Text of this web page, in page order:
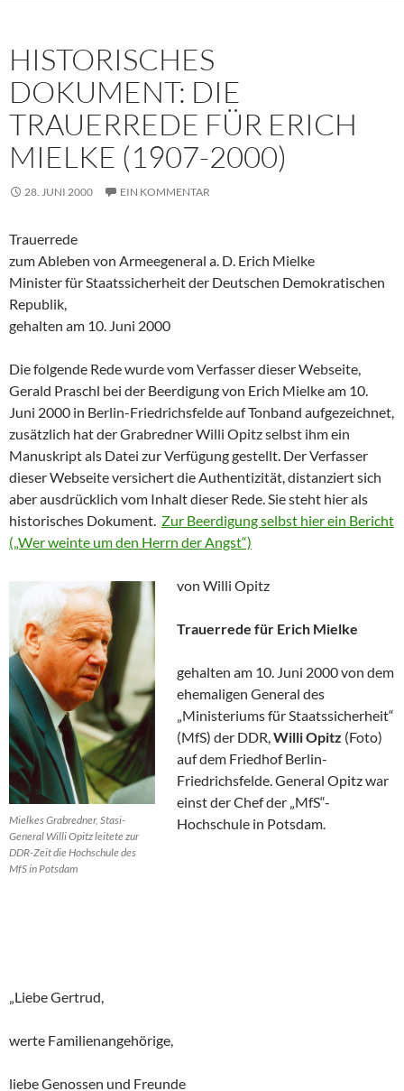
HISTORISCHES
DOKUMENT: DIE
TRAUERREDE FÜR ERICH
MIELKE (1907-2000)
28. JUNI 2000 EIN KOMMENTAR
Trauerrede
zum Ableben von Armeegeneral a. D. Erich Mielke
Minister für Staatssicherheit der Deutschen Demokratischen
Republik,
gehalten am 10. Juni 2000
Die folgende Rede wurde vom Verfasser dieser Webseite,
Gerald Praschl bei der Beerdigung von Erich Mielke am 10.
Juni 2000 in Berlin-Friedrichsfelde auf Tonband aufgezeichnet,
zusätzlich hat der Grabredner Willi Opitz selbst ihm ein
Manuskript als Datei zur Verfügung gestellt. Der Verfasser
dieser Webseite versichert die Authentizität, distanziert sich
aber ausdrücklich vom Inhalt dieser Rede. Sie steht hier als
historisches Dokument. Zur Beerdigung selbst hier ein Bericht
(„Wer weinte um den Herrn der Angst“)
Mielkes Grabredner, Stasi-
General Willi Opitz leitete zur
DDR-Zeit die Hochschule des
MfS in Potsdam
von Willi Opitz
Trauerrede für Erich Mielke
gehalten am 10. Juni 2000 von dem
ehemaligen General des
„Ministeriums für Staatssicherheit“
(MfS) der DDR,Willi Opitz (Foto)
auf dem Friedhof Berlin-
Friedrichsfelde. General Opitz war
einst der Chef der „MfS“-
Hochschule in Potsdam.
„Liebe Gertrud,
werte Familienangehörige,
liebe Genossen und Freunde